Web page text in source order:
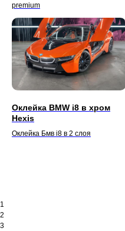
premium
Оклейка BMW i8 в хром
Hexis
Оклейка Бмв i8 в 2 слоя
1
2
3